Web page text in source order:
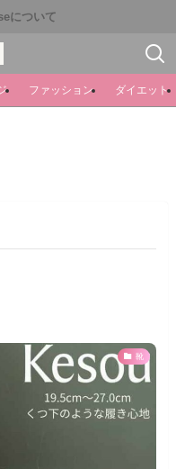
について
ファッション ダイエット
靴